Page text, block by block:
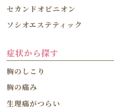
セカンドオピニオン
ソシオエステティック
症状から探す
胸のしこり
胸の痛み
生理痛がつらい